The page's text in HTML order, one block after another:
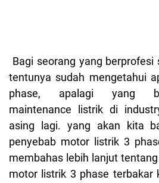
Bagi seorang yang
tentunya sudah mengetahui
phase, apalagi yang
maintenance listrik di
asing lagi. yang akan kita
penyebab motor listrik 3
membahas lebih lanjut
motor listrik 3 phase terbakar